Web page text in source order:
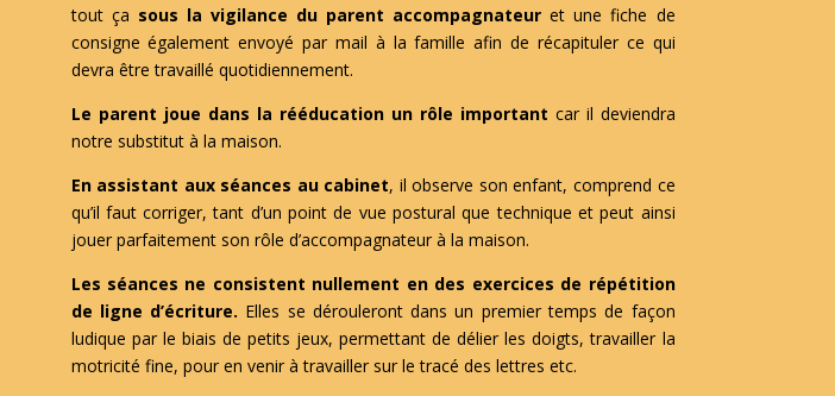
tout ça sous la vigilance du parent accompagnateur et une fiche de
consigne également envoyé par mail à la famille afin de récapituler ce qui
devra être travaillé quotidiennement.
Le parent joue dans la rééducation un rôle important car il deviendra
notre substitut à la maison.
En assistant aux séances au cabinet, il observe son enfant, comprend ce
qu’il faut corriger, tant d’un point de vue postural que technique et peut ainsi
jouer parfaitement son rôle d’accompagnateur à la maison.
Les séances ne consistent nullement en des exercices de répétition
de ligne d’écriture. Elles se dérouleront dans un premier temps de façon
ludique par le biais de petits jeux, permettant de délier les doigts, travailler la
motricité fine, pour en venir à travailler sur le tracé des lettres etc.